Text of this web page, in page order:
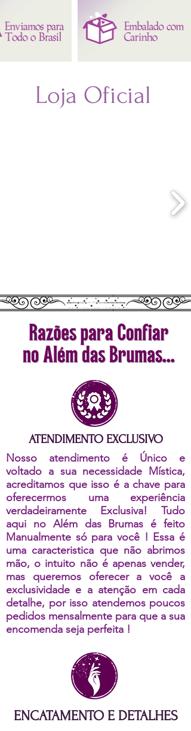
Loja Oficial
ATENDIMENTO EXCLUSIVO
Nosso atendimento é Único e
voltado a sua necessidade Mística,
acreditamos que isso é a chave para
oferecermos uma experiência
verdadeiramente Exclusiva! Tudo
aqui no Além das Brumas é feito
Manualmente só para você ! Essa é
uma caracteristica que não abrimos
mão, o intuito não é apenas vender,
mas queremos oferecer a você a
exclusividade e a atenção em cada
detalhe, por isso atendemos poucos
pedidos mensalmente para que a sua
encomenda seja perfeita !
ENCATAMENTO E DETALHES